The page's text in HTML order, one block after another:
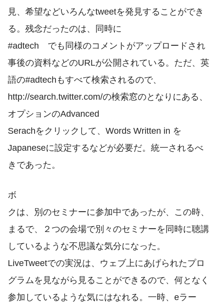
見、希望などいろんなtweetを発見することができ
る。残念だったのは、同時に
#adtech でも同様のコメントがアップロードされ
事後の資料などのURLが公開されている。ただ、英
語の#adtechもすべて検索されるので、
http://search.twitter.com/の検索窓のとなりにある、
オプションのAdvanced
Serachをクリックして、Words Written in を
Japaneseに設定するなどが必要だ。統一されるべ
きであった。
ボ
クは、別のセミナーに参加中であったが、この時、
まるで、２つの会場で別々のセミナーを同時に聴講
しているような不思議な気分になった。
LiveTweetでの実況は、ウェブ上にあげられたプロ
グラムを見ながら見ることができるので、何となく
参加しているような気にはなれる。一時、eラー